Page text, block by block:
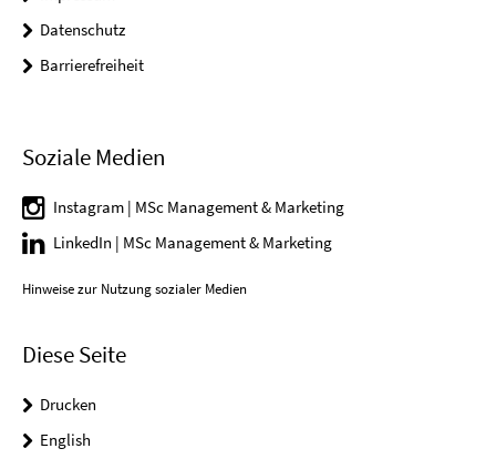
Datenschutz
Barrierefreiheit
Soziale Medien
Instagram | MSc Management & Marketing
LinkedIn | MSc Management & Marketing
Hinweise zur Nutzung sozialer Medien
Diese Seite
Drucken
English